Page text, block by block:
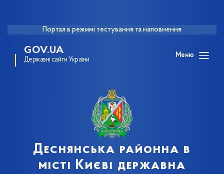
Портал в режимі тестування та наповнення
GOV.UA
Державні сайти України
Меню
Деснянська районна в
місті Києві державна